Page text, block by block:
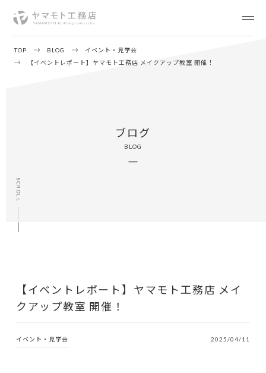
TOP BLOG
イベント・見学会
【イベントレポート】ヤマモト工務店 メイクアップ教室 開催！
SCROLL
ブログ
BLOG
【イベントレポート】ヤマモト工務店 メイ
クアップ教室 開催！
イベント・見学会 2025/04/11